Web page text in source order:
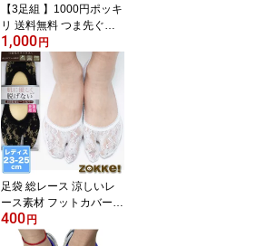
【3足組 】1000円ポッキ
リ 送料無料 つま先ぐっ
ぱ 足指先広げてリラック
ス 五本指 指なし 疲労軽
減 ソックス レディース
靴下 フットネイル ネイ
ルケアにも RSL
1,000円
足袋 総レース 涼しいレ
ース素材 フットカバー
パンプス用 脱げない レ
ディース 靴下 ソックス
400円